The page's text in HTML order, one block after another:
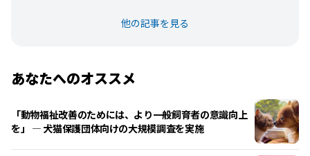
他の記事を見る
あなたへのオススメ
「動物福祉改善のためには、より一般飼育者の意識向上
を」 ― 犬猫保護団体向けの大規模調査を実施